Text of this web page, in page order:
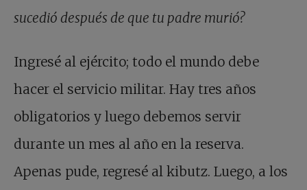
sucedió después de que tu padre murió?
Ingresé al ejército; todo el mundo debe
hacer el servicio militar. Hay tres años
obligatorios y luego debemos servir
durante un mes al año en la reserva.
Apenas pude, regresé al kibutz. Luego, a los